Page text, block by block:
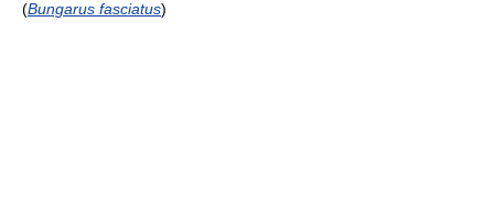
(Bungarus fasciatus)